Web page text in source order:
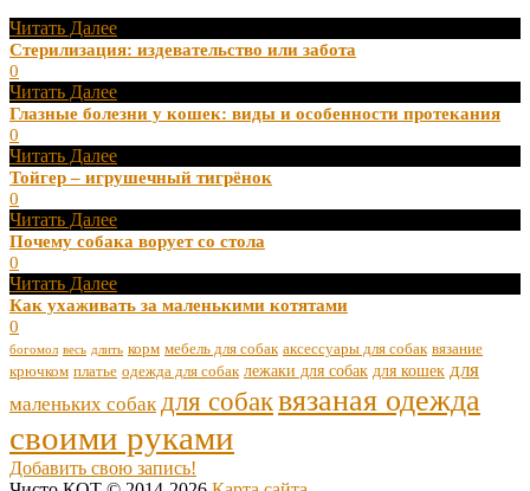
Читать Далее
Стерилизация: издевательство или забота
0
Читать Далее
Глазные болезни у кошек: виды и особенности протекания
0
Читать Далее
Тойгер – игрушечный тигрёнок
0
Читать Далее
Почему собака ворует со стола
0
Читать Далее
Как ухаживать за маленькими котятами
0
богомол весь длить корм мебель для собак аксессуары для собак вязание
крючком платье одежда для собак лежаки для собак для кошек для
маленьких собак для собаквязаная одежда
своими руками
Добавить свою запись!